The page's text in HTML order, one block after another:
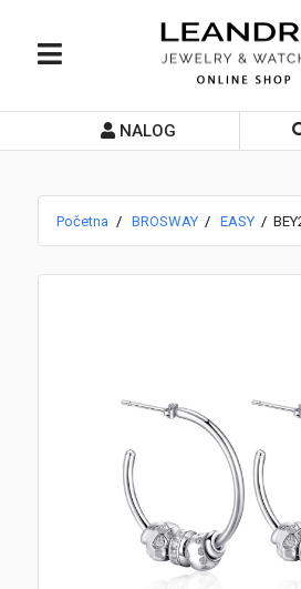
Početna
Prodavnice
NALOG
Početna BROSWAY EASY